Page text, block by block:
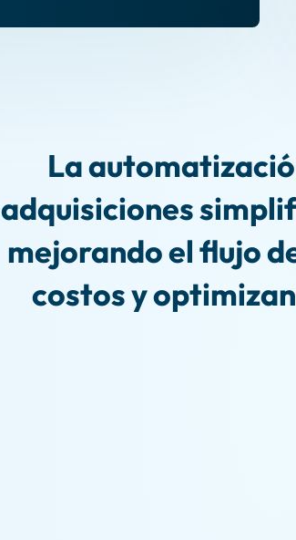
La
adquisiciones
mejorando el flujo
costos y